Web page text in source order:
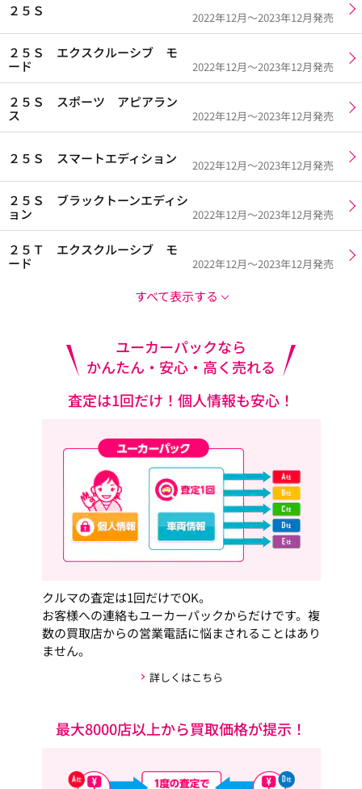
２５Ｓ 2022年12月～2023年12月発売
２５Ｓ エクスクルーシブ モ
ード
2022年12月～2023年12月発売
２５Ｓ スポーツ アピアラン
ス
2022年12月～2023年12月発売
２５Ｓ スマートエディション 2022年12月～2023年12月発売
２５Ｓ ブラックトーンエディシ
ョン
2022年12月～2023年12月発売
２５Ｔ エクスクルーシブ モ
ード
2022年12月～2023年12月発売
すべて表示する
ユーカーパックなら
かんたん・安心・高く売れる
査定は1回だけ！個人情報も安心！
クルマの査定は1回だけでOK。
お客様への連絡もユーカーパックからだけです。複
数の買取店からの営業電話に悩まされることはあり
ません。
詳しくはこちら
最大8000店以上から買取価格が提示！